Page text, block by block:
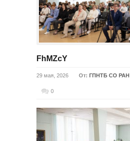
FhMZcY
29 мая, 2026 От: ГПНТБ СО РАН
0